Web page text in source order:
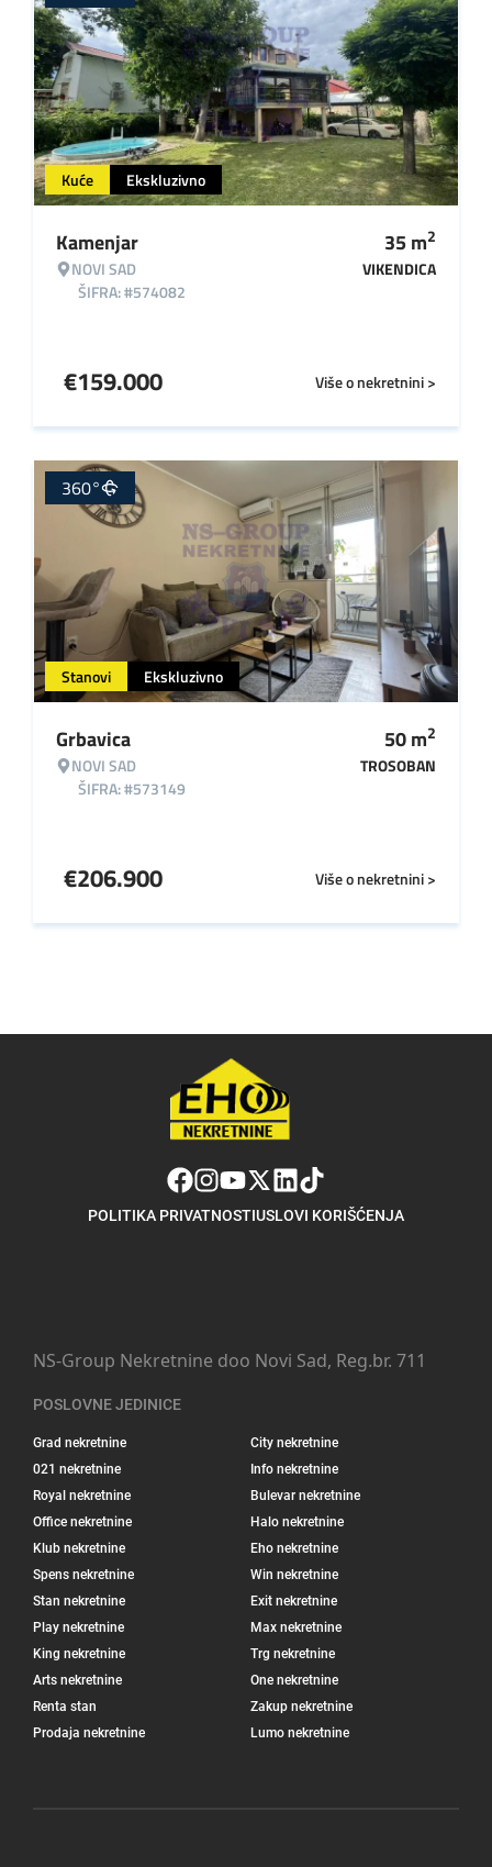
Kuće Ekskluzivno
Kamenjar
NOVI SAD
ŠIFRA: #574082
35m2
VIKENDICA
Više o nekretnini >
€159.000
Stanovi Ekskluzivno
360°
Grbavica
NOVI SAD
ŠIFRA: #573149
50m2
TROSOBAN
Više o nekretnini >
€206.900
POLITIKA PRIVATNOSTIUSLOVI KORIŠĆENJA
NS-Group Nekretnine doo Novi Sad, Reg.br. 711
POSLOVNE JEDINICE
Grad nekretnine
City nekretnine
021 nekretnine
Info nekretnine
Royal nekretnine
Bulevar nekretnine
Office nekretnine
Halo nekretnine
Klub nekretnine
Eho nekretnine
Spens nekretnine
Win nekretnine
Stan nekretnine
Exit nekretnine
Play nekretnine
Max nekretnine
King nekretnine
Trg nekretnine
Arts nekretnine
One nekretnine
Renta stan
Zakup nekretnine
Prodaja nekretnine
Lumo nekretnine